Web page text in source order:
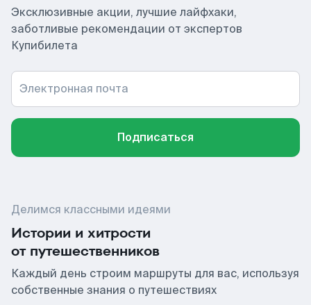
Эксклюзивные акции, лучшие лайфхаки,
заботливые рекомендации от экспертов
Купибилета
Электронная почта
Подписаться
Делимся классными идеями
Истории и хитрости
от путешественников
Каждый день строим маршруты для вас, используя
собственные знания о путешествиях